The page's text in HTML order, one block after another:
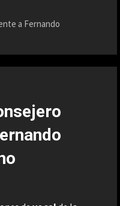
a Fernando